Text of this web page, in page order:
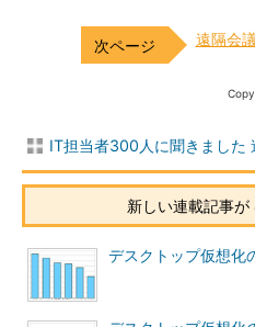
遠隔会
IT担当者300人に聞きました
新しい連載記事
デスクトップ仮想化